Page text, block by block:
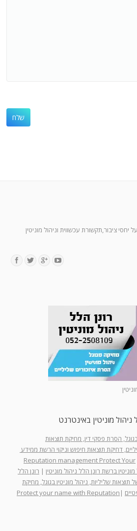
יחסי ציבור,תקשורת עכשווית וניהול מוניטין
מוניטין באינטרנט
בגוגל, הסרת פסקי דין, מחיקת תוצאות
דחיקת תוצאות חיפוש וניקוי הרשת ממידע
Reputation management Protect Your
מוניטין ברשת רונן הלל ניהול מוניטין | רונן הלל
תוצאות שליליות, ניהול מוניטין בגוגל, מחיקת
|
Protect your name with Reputation